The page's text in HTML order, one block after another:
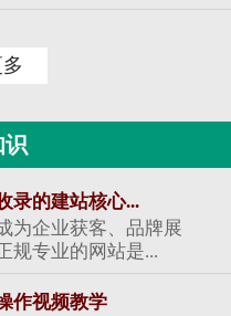
识
录的建站核心...
为企业获客、品牌展
规专业的网站是...
作视频教学